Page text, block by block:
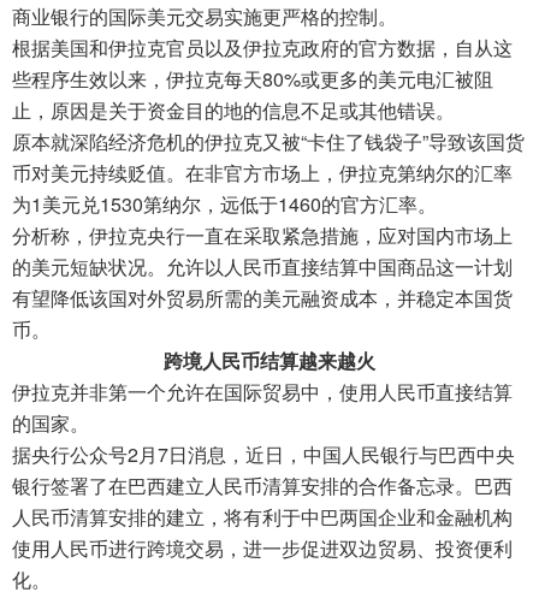
商业银行的国际美元交易实施更严格的控制。
根据美国和伊拉克官员以及伊拉克政府的官方数据，自从这
些程序生效以来，伊拉克每天80%或更多的美元电汇被阻
止，原因是关于资金目的地的信息不足或其他错误。
原本就深陷经济危机的伊拉克又被“卡住了钱袋子”导致该国货
币对美元持续贬值。在非官方市场上，伊拉克第纳尔的汇率
为1美元兑1530第纳尔，远低于1460的官方汇率。
分析称，伊拉克央行一直在采取紧急措施，应对国内市场上
的美元短缺状况。允许以人民币直接结算中国商品这一计划
有望降低该国对外贸易所需的美元融资成本，并稳定本国货
币。
跨境人民币结算越来越火
伊拉克并非第一个允许在国际贸易中，使用人民币直接结算
的国家。
据央行公众号2月7日消息，近日，中国人民银行与巴西中央
银行签署了在巴西建立人民币清算安排的合作备忘录。巴西
人民币清算安排的建立，将有利于中巴两国企业和金融机构
使用人民币进行跨境交易，进一步促进双边贸易、投资便利
化。